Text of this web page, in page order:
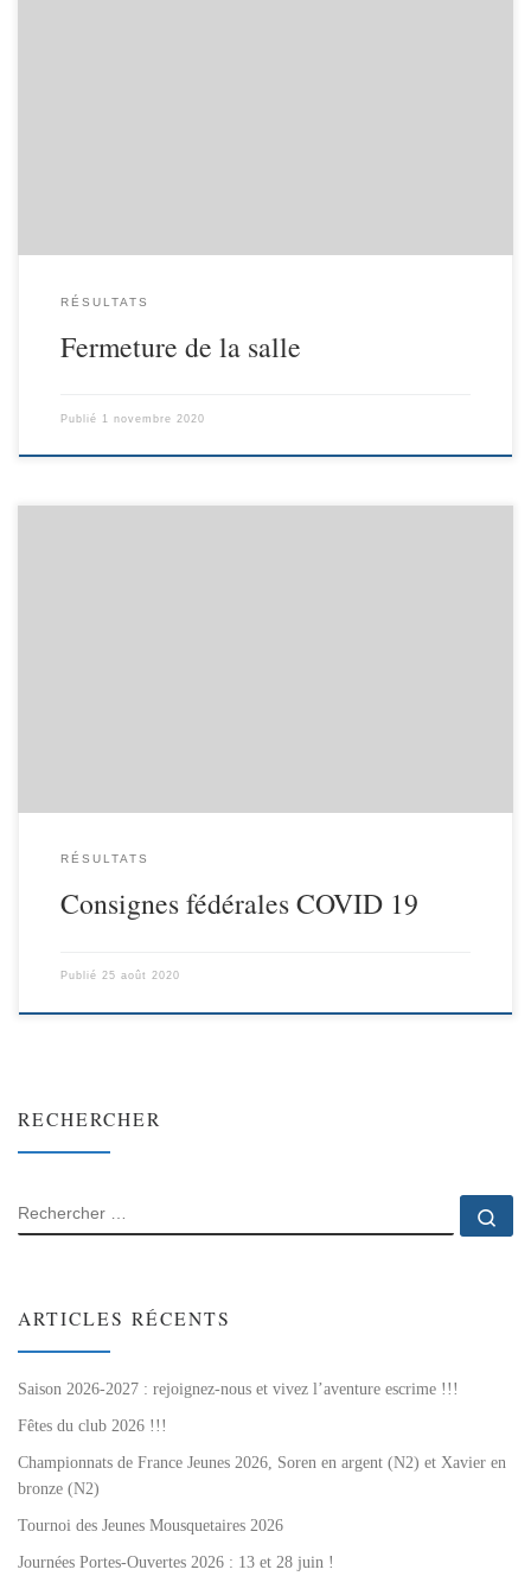
RÉSULTATS
Fermeture de la salle
Publié 1 novembre 2020
RÉSULTATS
Consignes fédérales COVID 19
Publié 25 août 2020
RECHERCHER
RECHERCHER
ARTICLES RÉCENTS
Saison 2026-2027 : rejoignez-nous et vivez l’aventure escrime !!!
Fêtes du club 2026 !!!
Championnats de France Jeunes 2026, Soren en argent (N2) et Xavier en
bronze (N2)
Tournoi des Jeunes Mousquetaires 2026
Journées Portes-Ouvertes 2026 : 13 et 28 juin !